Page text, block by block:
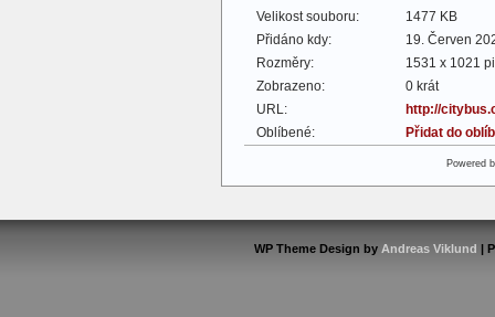
Velikost souboru:
1477 KB
Přidáno kdy:
19. Červen
Rozměry:
1531 x 1021
Zobrazeno:
0 krát
URL:
http://
Oblíbené:
Přidat do
Powered
WP Theme Design by Andreas Viklund |